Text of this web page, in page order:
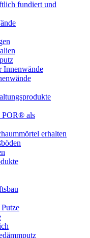
fundiert und
Innenwände
POR® als
erhalten